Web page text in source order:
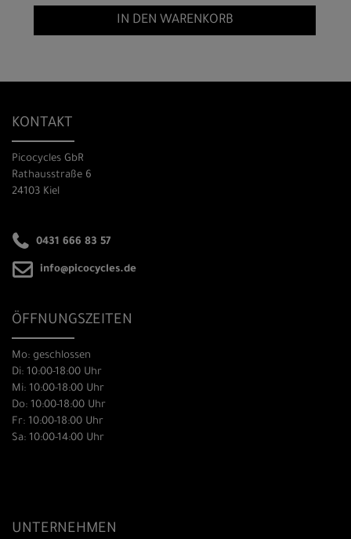
IN DEN WARENKORB
KONTAKT
Picocycles GbR
Rathausstraße 6
24103 Kiel
0431 666 83 57
info@picocycles.de
ÖFFNUNGSZEITEN
Mo: geschlossen
Di: 10:00-18:00 Uhr
Mi: 10:00-18:00 Uhr
Do: 10:00-18:00 Uhr
Fr: 10:00-18:00 Uhr
Sa: 10:00-14:00 Uhr
UNTERNEHMEN